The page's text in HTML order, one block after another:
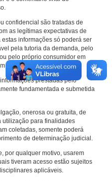
confidencial são tratadas de
as legítimas expectativas de
informações só poderá ser
pela tutoria da demanda, pelo
pelo próprio consumidor em
respeito.
prestadas pelo
fundamentada e submetida
onerosa ou gratuita, de
utilização para finalidades
coletadas, somente poderá
de determinação judicial.
por qualquer motivo, usarem
tiveram acesso estão sujeitos
aplicáveis.